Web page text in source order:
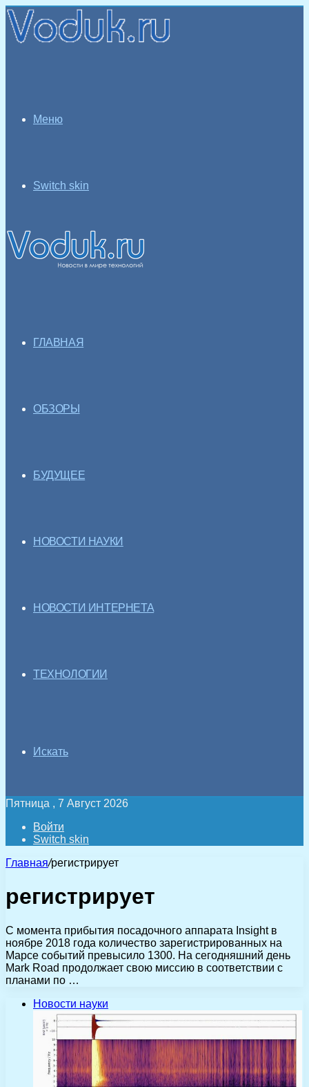
Меню
Switch skin
ГЛАВНАЯ
ОБЗОРЫ
БУДУЩЕЕ
НОВОСТИ НАУКИ
НОВОСТИ ИНТЕРНЕТА
ТЕХНОЛОГИИ
Искать
Пятница , 7 Август 2026
Войти
Switch skin
Главная/регистрирует
регистрирует
С момента прибытия посадочного аппарата Insight в
ноябре 2018 года количество зарегистрированных на
Марсе событий превысило 1300. На сегодняшний день
Mark Road продолжает свою миссию в соответствии с
планами по …
Новости науки